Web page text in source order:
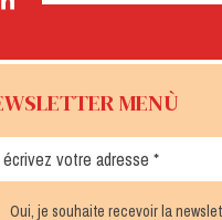
MENÙ
Oui, je souhaite recevoir la